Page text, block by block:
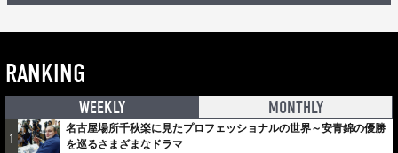
RANKING
WEEKLY MONTHLY
1
名古屋場所千秋楽に見たプロフェッショナルの世界～安青錦の優勝
を巡るさまざまなドラマ